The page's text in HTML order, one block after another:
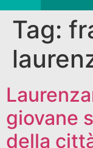
Tag:
giovane
della